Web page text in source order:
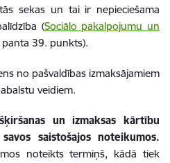
sekas un tai ir nepieciešama
(Sociālo pakalpojumu un
39. punkts).
no pašvaldības izmaksājamiem
veidiem.
un izmaksas kārtību
saistošajos noteikumos.
noteikts termiņš, kādā tiek